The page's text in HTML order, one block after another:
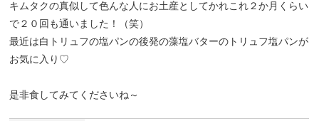
キムタクの真似して色んな人にお土産としてかれこれ２か月くらい
で２０回も通いました！（笑）
最近は白トリュフの塩パンの後発の藻塩バターのトリュフ塩パンが
お気に入り♡
是非食してみてくださいね～